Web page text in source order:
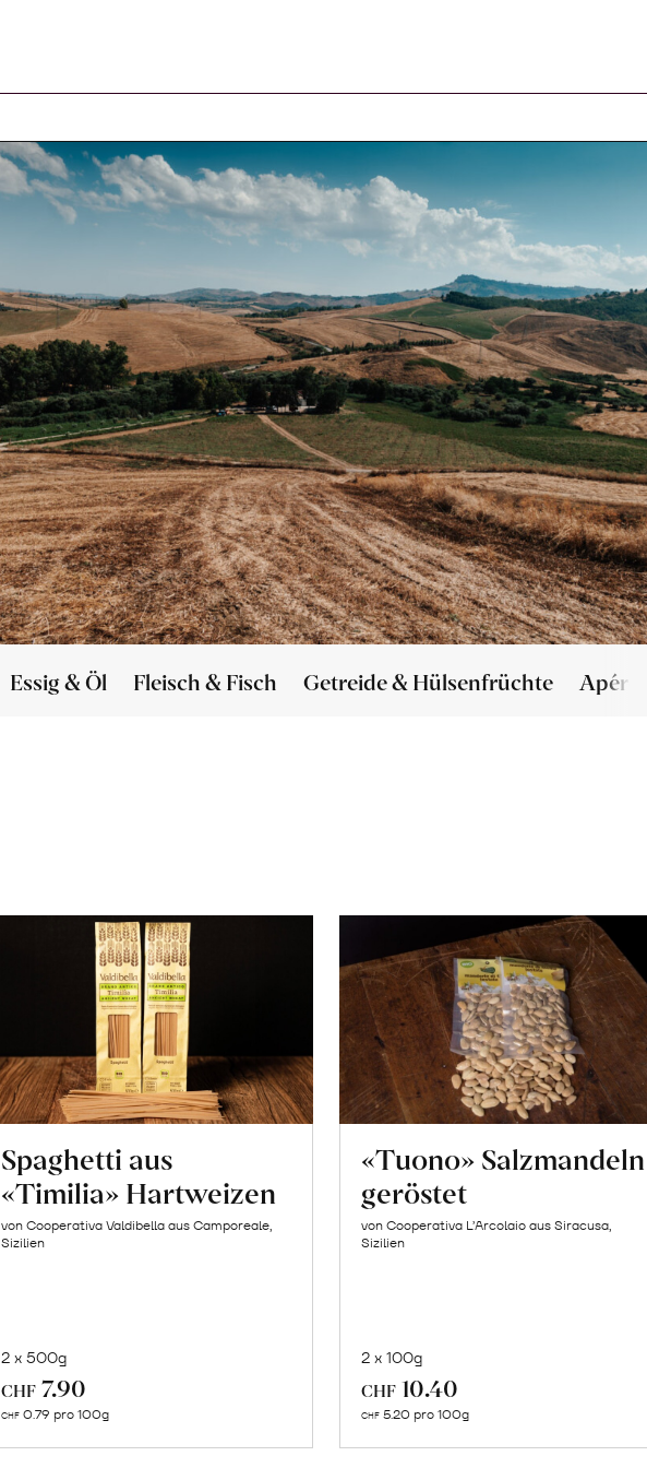
Essig & Öl Fleisch & Fisch Getreide & Hülsenfrüchte Apéro
Spaghetti aus
«Timilia» Hartweizen
von Cooperativa Valdibella aus Camporeale,
Sizilien
2 x 500g
CHF 7.90
CHF 0.79 pro 100g
«Tuono» Salzmandeln
geröstet
von Cooperativa L’Arcolaio aus Siracusa,
Sizilien
2 x 100g
CHF 10.40
CHF 5.20 pro 100g